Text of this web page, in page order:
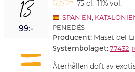
13
99:-
75 cl, 11% vol.
SPANIEN
PENEDÉS
Producent: Maset del
Systembolaget: 77432
Återhållen doft av